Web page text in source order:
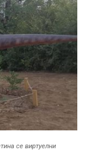
се виртуелни